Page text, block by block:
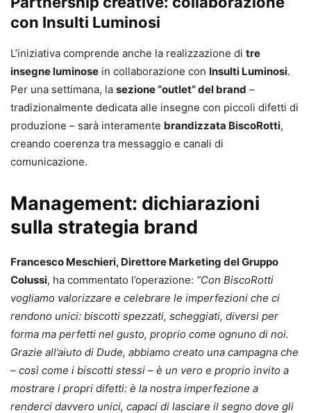
con Insulti Luminosi
L’iniziativa comprende anche la realizzazione di tre
insegne luminose in collaborazione con Insulti Luminosi.
Per una settimana, la sezione “outlet” del brand –
tradizionalmente dedicata alle insegne con piccoli difetti di
produzione – sarà interamente brandizzata BiscoRotti,
creando coerenza tra messaggio e canali di
comunicazione.
Management: dichiarazioni
sulla strategia brand
Francesco Meschieri, Direttore Marketing del Gruppo
Colussi, ha commentato l’operazione: “Con BiscoRotti
vogliamo valorizzare e celebrare le imperfezioni che ci
rendono unici: biscotti spezzati, scheggiati, diversi per
forma ma perfetti nel gusto, proprio come ognuno di noi.
Grazie all’aiuto di Dude, abbiamo creato una campagna che
– così come i biscotti stessi – è un vero e proprio invito a
mostrare i propri difetti: è la nostra imperfezione a
renderci davvero unici, capaci di lasciare il segno dove gli